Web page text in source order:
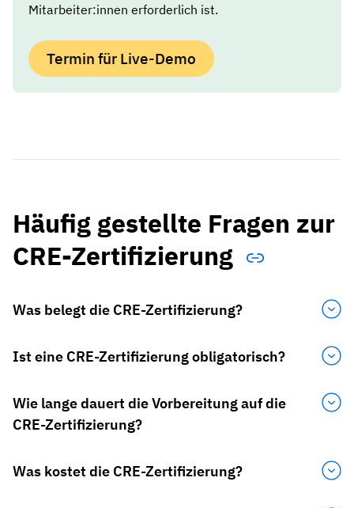
Mitarbeiter:innen erforderlich ist.
Termin für Live-Demo
Häufig gestellte Fragen zur
CRE-Zertifizierung
Was belegt die CRE-Zertifizierung?
Ist eine CRE-Zertifizierung obligatorisch?
Wie lange dauert die Vorbereitung auf die
CRE-Zertifizierung?
Was kostet die CRE-Zertifizierung?